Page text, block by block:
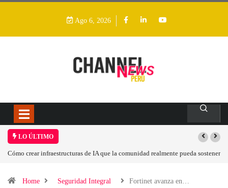
Ago 6, 2026
LO ÚLTIMO
la comunidad realmente pueda sostenerLas tarjetas gráficas RDNA 5 ya están
Home Seguridad Integral Fortinet avanza en…